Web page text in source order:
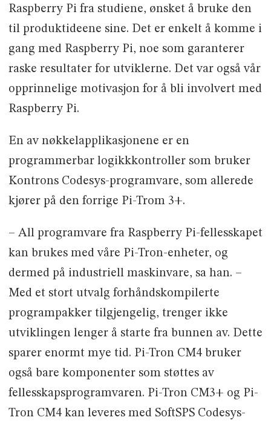
Raspberry Pi fra studiene, ønsket å bruke den
til produktideene sine. Det er enkelt å komme i
gang med Raspberry Pi, noe som garanterer
raske resultater for utviklerne. Det var også vår
opprinnelige motivasjon for å bli involvert med
Raspberry Pi.
En av nøkkelapplikasjonene er en
programmerbar logikkkontroller som bruker
Kontrons Codesys-programvare, som allerede
kjører på den forrige Pi-Trom 3+.
– All programvare fra Raspberry Pi-fellesskapet
kan brukes med våre Pi-Tron-enheter, og
dermed på industriell maskinvare, sa han. –
Med et stort utvalg forhåndskompilerte
programpakker tilgjengelig, trenger ikke
utviklingen lenger å starte fra bunnen av. Dette
sparer enormt mye tid. Pi-Tron CM4 bruker
også bare komponenter som støttes av
fellesskapsprogramvaren. Pi-Tron CM3+ og Pi-
Tron CM4 kan leveres med SoftSPS Codesys-